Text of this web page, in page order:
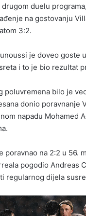
duelu
na gostovanju
3:2.
je doveo goste
i to je bio rezultat
poluvremena bilo je
donio poravnanje
napadu Mohamed
poravnao na 2:2 u 56.
pogodio Andreas
regularnog dijela